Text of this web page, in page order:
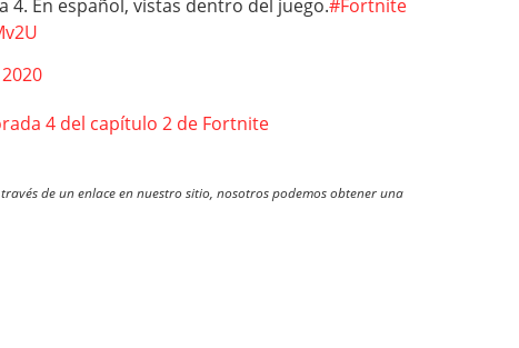
4. En español, vistas dentro del juego.#Fortnite
4 del capítulo 2 de Fortnite
de un enlace en nuestro sitio, nosotros podemos obtener una